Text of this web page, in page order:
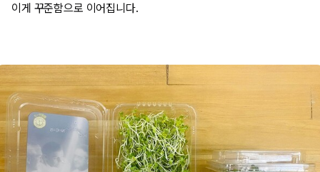
이게 꾸준함으로 이어집니다.